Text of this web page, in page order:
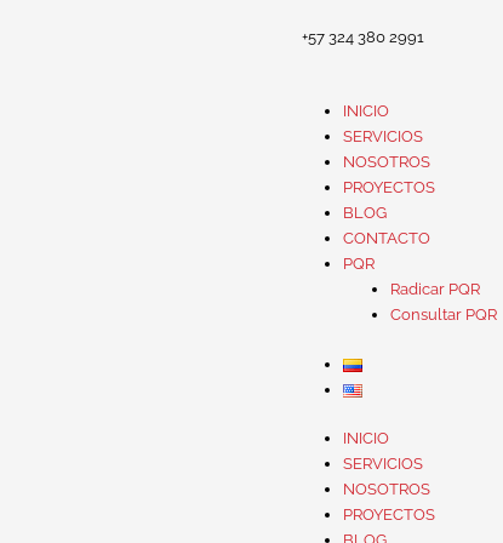
+57 324 380 2991
INICIO
SERVICIOS
NOSOTROS
PROYECTOS
BLOG
CONTACTO
PQR
Radicar PQR
Consultar PQR
INICIO
SERVICIOS
NOSOTROS
PROYECTOS